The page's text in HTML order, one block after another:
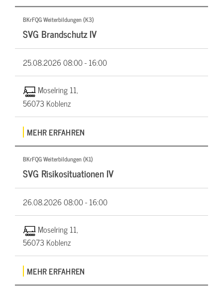
BKrFQG Weiterbildungen (K3)
SVG Brandschutz IV
25.08.202608:00 - 16:00
Moselring 11,
56073 Koblenz
MEHR ERFAHREN
BKrFQG Weiterbildungen (K1)
SVG Risikosituationen IV
26.08.202608:00 - 16:00
Moselring 11,
56073 Koblenz
MEHR ERFAHREN